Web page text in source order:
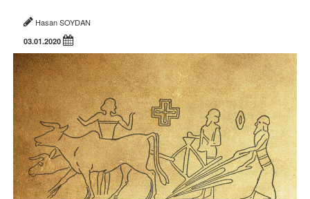
Hasan SOYDAN
03.01.2020